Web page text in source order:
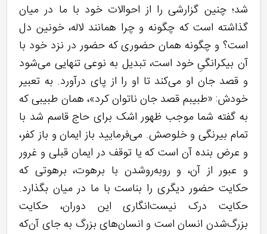
شد؛ چنین گزارشی را از احوالات خود با ما در میان
گذاشته است که چگونه و چرا همانند لاله، خونین دل
است؟ و چگونه همان حضوری که حضور در نزد خود با
آن بیکرانگیِ خود است، تبدیل به نوعی تنهایی می‌شود
و قصد جان او می‌کند تا او را از پای درآورد. به تعبیر
خودش: «طبیبم قصد جان ناتوان کرد»، همان طبیبی که
به گفته شما موجب ظهور اشک برای حاج قاسم شد با
تمام بیرنگی و خلوصش. می‌فرمایید باز ایمان و باز کفر،
و عرض بنده آن است که یا توقف در ایمان قبلی و غرور
و عبور از آن، و روبه‌روشدن با برهوت، برهوتی که
حکایت حضور دیگری را بناست با ما در میان بگذارد.
حکایت درک نیست‌انگاری این دوران، حکایت
بزرگ‌شدن انسان است و انسان‌های بزرگ به جای آن‌که